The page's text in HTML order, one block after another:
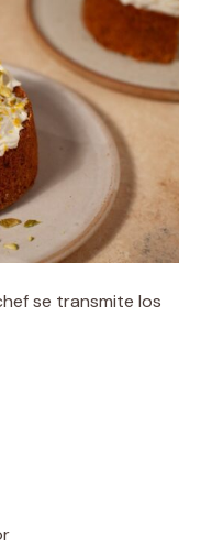
se transmite los